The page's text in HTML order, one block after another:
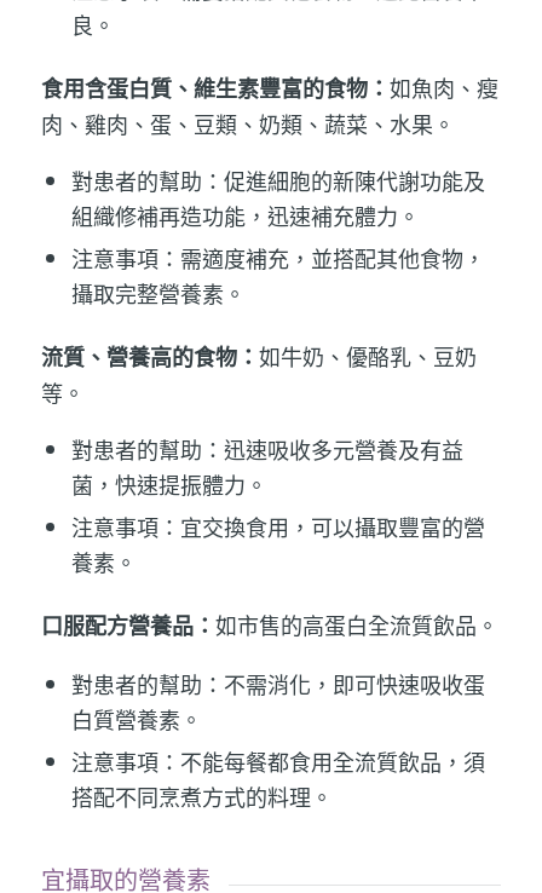
良。
食用含蛋白質、維生素豐富的食物： 如魚肉、瘦
肉、雞肉、蛋、豆類、奶類、蔬菜、水果。
對患者的幫助：促進細胞的新陳代謝功能及
組織修補再造功能，迅速補充體力。
注意事項：需適度補充，並搭配其他食物，
攝取完整營養素。
流質、營養高的食物： 如牛奶、優酪乳、豆奶
等。
對患者的幫助：迅速吸收多元營養及有益
菌，快速提振體力。
注意事項：宜交換食用，可以攝取豐富的營
養素。
口服配方營養品： 如市售的高蛋白全流質飲品。
對患者的幫助：不需消化，即可快速吸收蛋
白質營養素。
注意事項：不能每餐都食用全流質飲品，須
搭配不同烹煮方式的料理。
宜攝取的營養素